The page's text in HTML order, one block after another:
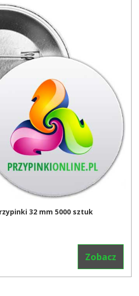
32 mm 5000 sztuk
Zobacz